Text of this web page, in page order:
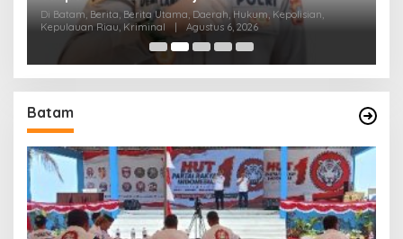
Di Batam, Berita, Berita Utama, Daerah, Hukum, Kepolisian,
Kepulauan Riau, Kriminal
| Agustus 6, 2026
Batam